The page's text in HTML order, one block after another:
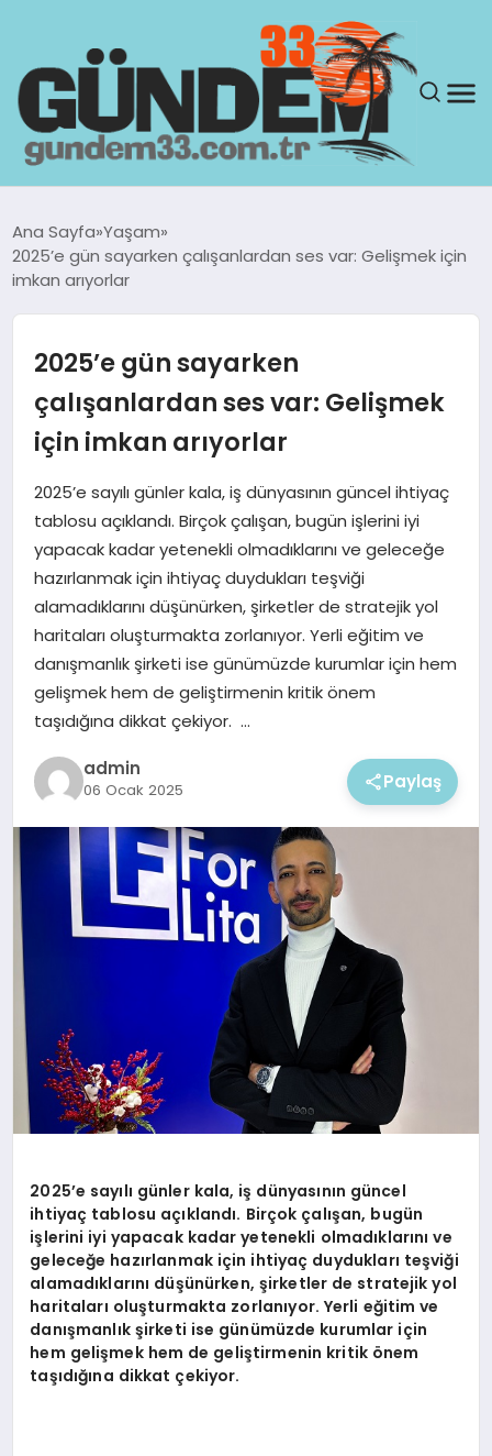
GÜNDEM
TEKNOLOJI
EKONOMI
MAGAZIN
Ana Sayfa Yaşam
2025’e gün sayarken çalışanlardan ses var: Gelişmek için
imkan arıyorlar
2025’e gün sayarken
çalışanlardan ses var: Gelişmek
için imkan arıyorlar
2025’e sayılı günler kala, iş dünyasının güncel ihtiyaç
tablosu açıklandı. Birçok çalışan, bugün işlerini iyi
yapacak kadar yetenekli olmadıklarını ve geleceğe
hazırlanmak için ihtiyaç duydukları teşviği
alamadıklarını düşünürken, şirketler de stratejik yol
haritaları oluşturmakta zorlanıyor. Yerli eğitim ve
danışmanlık şirketi ise günümüzde kurumlar için hem
gelişmek hem de geliştirmenin kritik önem
taşıdığına dikkat çekiyor. …
admin
06 Ocak 2025 Paylaş
2025’e sayılı günler kala, iş dünyasının güncel
ihtiyaç tablosu açıklandı. Birçok çalışan, bugün
işlerini iyi yapacak kadar yetenekli olmadıklarını ve
geleceğe hazırlanmak için ihtiyaç duydukları teşviği
alamadıklarını düşünürken, şirketler de stratejik yol
haritaları oluşturmakta zorlanıyor. Yerli eğitim ve
danışmanlık şirketi ise günümüzde kurumlar için
hem gelişmek hem de geliştirmenin kritik önem
taşıdığına dikkat çekiyor.